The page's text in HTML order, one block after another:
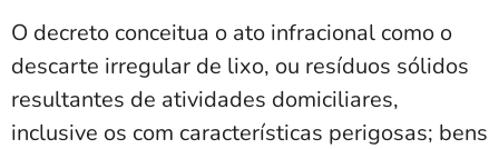
O decreto conceitua o ato infracional como o
descarte irregular de lixo, ou resíduos sólidos
resultantes de atividades domiciliares,
inclusive os com características perigosas; bens